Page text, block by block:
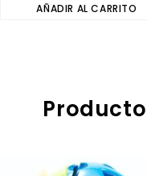
AÑADIR AL CARRITO